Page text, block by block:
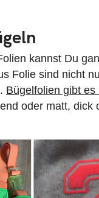
kannst Du
Folie sind nicht
Bügelfolien gibt es
oder matt, dick